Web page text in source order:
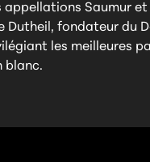
appellations Saumur
fondateur du
les meilleures
blanc.